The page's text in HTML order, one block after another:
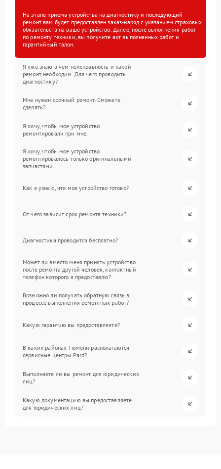
На этапе приема устройства на диагностику и последующий
ремонт вам будет предоставлен заказ-наряд с указанием страховых
обязательств на ваше устройство. Далее, после выполнения работ
по ремонту техники, вы получите акт выполненных работ и
гарантийный талон.
Я уже знаю в чем неисправность и какой
ремонт необходим. Для чего проводить
диагностику?
Мне нужен срочный ремонт. Сможете
сделать?
Я хочу, чтобы мое устройство
ремонтировали при мне.
Я хочу, чтобы мое устройство
ремонтировалось только оригинальными
запчастями.
Как я узнаю, что мое устройство готово?
От чего зависит срок ремонта техники?
Диагностика проводится бесплатно?
Может ли вместо меня принять устройство
после ремонта другой человек, контактный
телефон которого я предоставлю?
Возможно ли получать обратную связь в
процессе выполнения ремонтных работ?
Какую гарантию вы предоставляете?
В каких районах Тюмени располагаются
сервисные центры Pard?
Выполняете ли вы ремонт для юридических
лиц?
Какую документацию вы предоставляете
для юридических лиц?